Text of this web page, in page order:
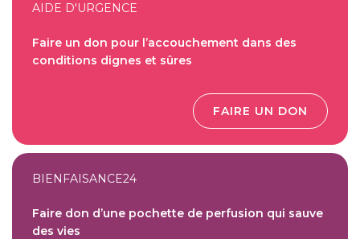
AIDE D'URGENCE
Faire un don pour l’accouchement dans des
conditions dignes et sûres
FAIRE UN DON
BIENFAISANCE24
Faire don d’une pochette de perfusion qui sauve
des vies